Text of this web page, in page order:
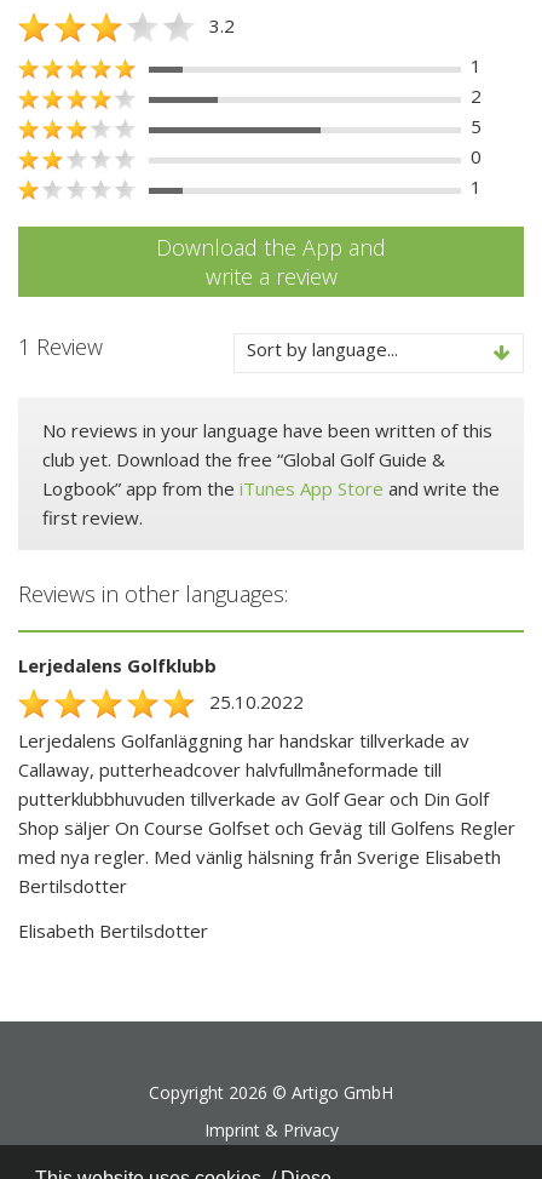
3.2
1
2
5
0
1
Download the App and
write a review
1 Review Sort by language...
No reviews in your language have been written of this
club yet. Download the free “Global Golf Guide &
Logbook” app from the iTunes App Store and write the
first review.
Reviews in other languages:
Lerjedalens Golfklubb
25.10.2022
Lerjedalens Golfanläggning har handskar tillverkade av
Callaway, putterheadcover halvfullmåneformade till
putterklubbhuvuden tillverkade av Golf Gear och Din Golf
Shop säljer On Course Golfset och Geväg till Golfens Regler
med nya regler. Med vänlig hälsning från Sverige Elisabeth
Bertilsdotter
Elisabeth Bertilsdotter
Copyright 2026 © Artigo GmbH
Imprint & Privacy